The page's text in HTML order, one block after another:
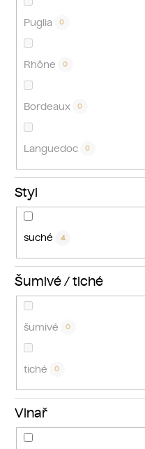
Puglia 0
Rhône 0
Bordeaux 0
Languedoc 0
Styl
suché 4
Šumivé / tiché
šumivé 0
tiché 0
Vinař